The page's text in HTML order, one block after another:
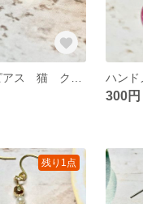
300円
残り1点